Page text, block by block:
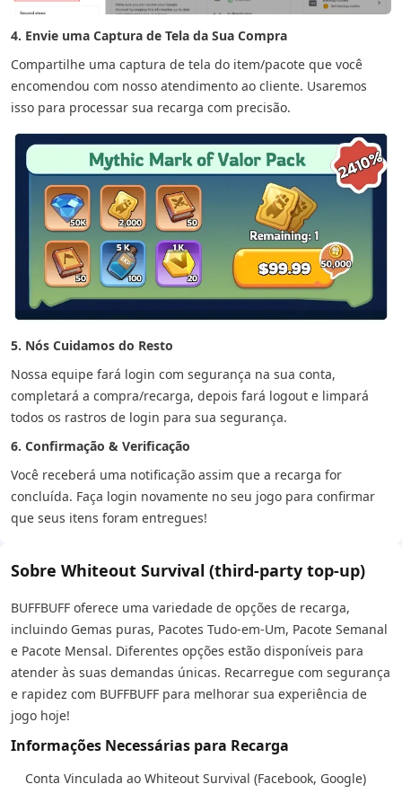
4. Envie uma Captura de Tela da Sua Compra
Compartilhe uma captura de tela do item/pacote que você
encomendou com nosso atendimento ao cliente. Usaremos
isso para processar sua recarga com precisão.
5. Nós Cuidamos do Resto
Nossa equipe fará login com segurança na sua conta,
completará a compra/recarga, depois fará logout e limpará
todos os rastros de login para sua segurança.
6. Confirmação & Verificação
Você receberá uma notificação assim que a recarga for
concluída. Faça login novamente no seu jogo para confirmar
que seus itens foram entregues!
Sobre Whiteout Survival (third-party top-up)
BUFFBUFF oferece uma variedade de opções de recarga,
incluindo Gemas puras, Pacotes Tudo-em-Um, Pacote Semanal
e Pacote Mensal. Diferentes opções estão disponíveis para
atender às suas demandas únicas. Recarregue com segurança
e rapidez com BUFFBUFF para melhorar sua experiência de
jogo hoje!
Informações Necessárias para Recarga
Conta Vinculada ao Whiteout Survival (Facebook, Google)